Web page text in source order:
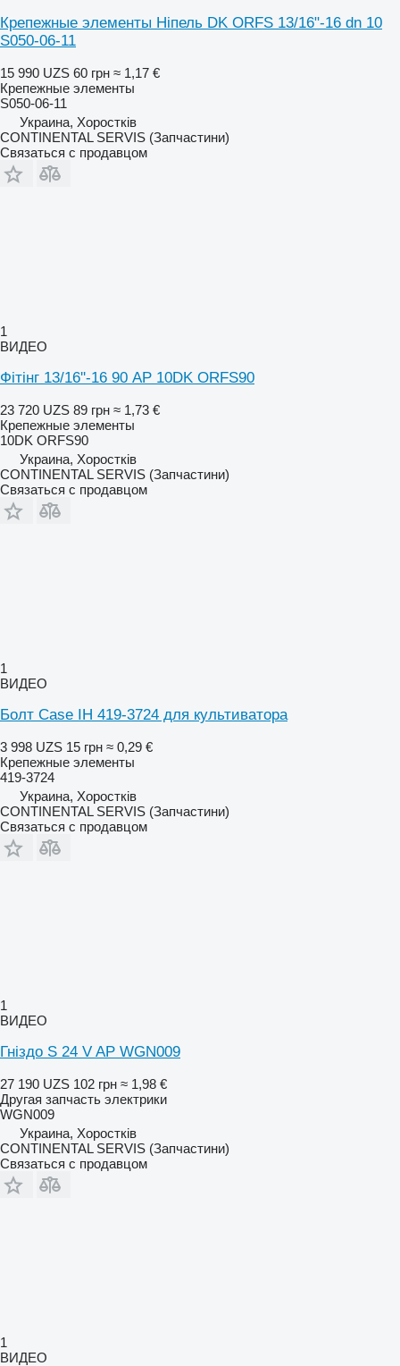
Крепежные элементы Ніпель DK ORFS 13/16"-16 dn 10
S050-06-11
15 990 UZS 60 грн ≈ 1,17 €
Крепежные элементы
S050-06-11
Украина, Хоростків
CONTINENTAL SERVIS (Запчастини)
Связаться с продавцом
1
ВИДЕО
Фітінг 13/16''-16 90 AP 10DK ORFS90
23 720 UZS 89 грн ≈ 1,73 €
Крепежные элементы
10DK ORFS90
Украина, Хоростків
CONTINENTAL SERVIS (Запчастини)
Связаться с продавцом
1
ВИДЕО
Болт Case IH 419-3724 для культиватора
3 998 UZS 15 грн ≈ 0,29 €
Крепежные элементы
419-3724
Украина, Хоростків
CONTINENTAL SERVIS (Запчастини)
Связаться с продавцом
1
ВИДЕО
Гніздо S 24 V AP WGN009
27 190 UZS 102 грн ≈ 1,98 €
Другая запчасть электрики
WGN009
Украина, Хоростків
CONTINENTAL SERVIS (Запчастини)
Связаться с продавцом
1
ВИДЕО